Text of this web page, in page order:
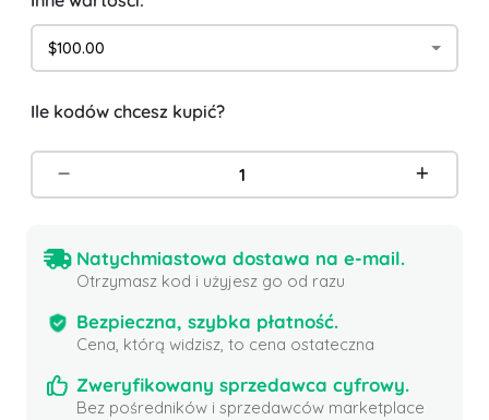
$100.00
Ile kodów chcesz kupić?
Natychmiastowa dostawa na e-mail.
Otrzymasz kod i użyjesz go od razu
Bezpieczna, szybka płatność.
Cena, którą widzisz, to cena ostateczna
Zweryfikowany sprzedawca cyfrowy.
Bez pośredników i sprzedawców marketplace